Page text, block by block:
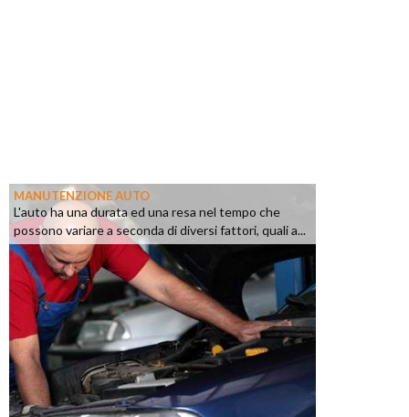
MANUTENZIONE AUTO
L'auto ha una durata ed una resa nel tempo che
possono variare a seconda di diversi fattori, quali a...